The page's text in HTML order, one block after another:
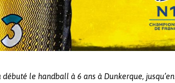
le handball à 6 ans à Dunkerque, jusqu’en